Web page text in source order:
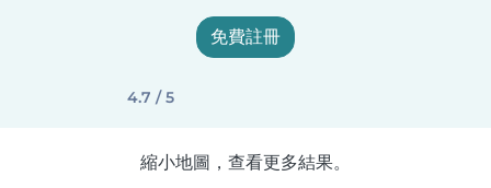
免費註冊
4.7 / 5
縮小地圖，查看更多結果。